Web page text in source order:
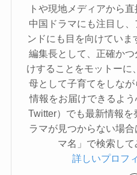
トや現地メディアから
中国ドラマにも注目し
ンドにも目を向けていま
編集長として、正確か
けすることをモットーに
母として子育てをしな
情報をお届けできるよ
Twitter）でも最新情報
ラマが見つからない場
マ名」で検索して
詳しいプロフ